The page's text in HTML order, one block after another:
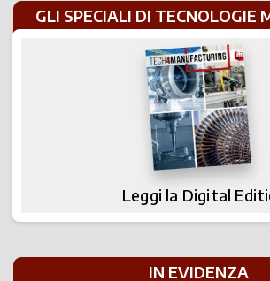
GLI SPECIALI DI TECNOLOGIE
Leggi la Digital
IN EVIDENZA